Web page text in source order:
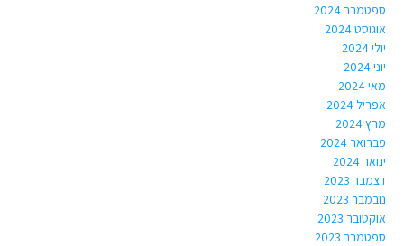
ספטמבר 2024
אוגוסט 2024
יולי 2024
יוני 2024
מאי 2024
אפריל 2024
מרץ 2024
פברואר 2024
ינואר 2024
דצמבר 2023
נובמבר 2023
אוקטובר 2023
ספטמבר 2023